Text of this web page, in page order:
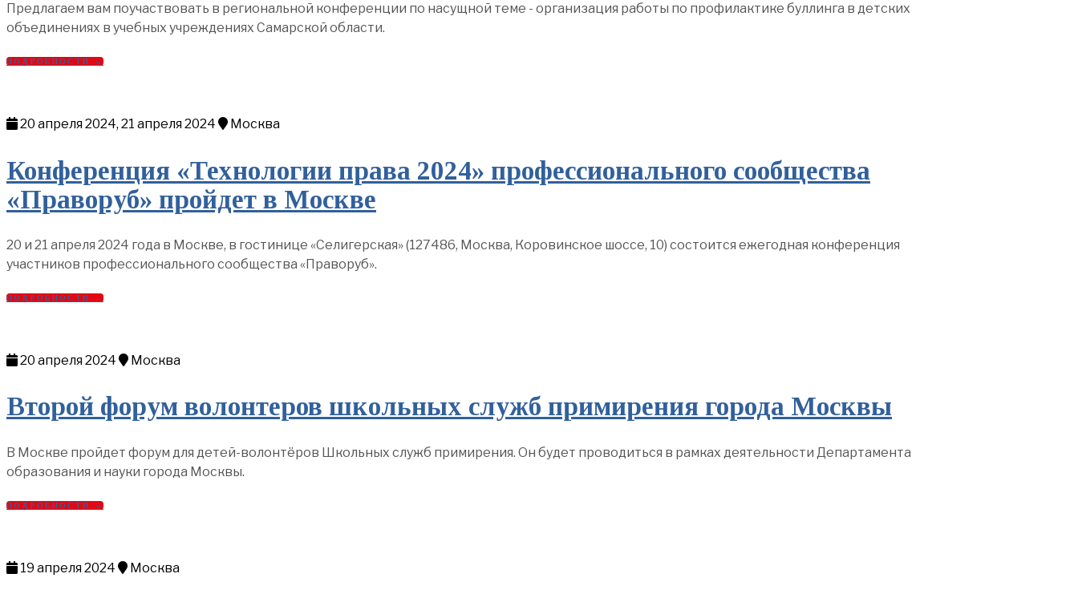
Предлагаем вам поучаствовать в региональной конференции по насущной теме - организация работы по профилактике буллинга в детских
объединениях в учебных учреждениях Самарской области.
ПОДРОБНОСТИ →
20 апреля 2024, 21 апреля 2024 Москва
Конференция «Технологии права 2024» профессионального сообщества
«Праворуб» пройдет в Москве
20 и 21 апреля 2024 года в Москве, в гостинице «Селигерская» (127486, Москва, Коровинское шоссе, 10) состоится ежегодная конференция
участников профессионального сообщества «Праворуб».
ПОДРОБНОСТИ →
20 апреля 2024 Москва
Второй форум волонтеров школьных служб примирения города Москвы
В Москве пройдет форум для детей-волонтёров Школьных служб примирения. Он будет проводиться в рамках деятельности Департамента
образования и науки города Москвы.
ПОДРОБНОСТИ →
19 апреля 2024 Москва